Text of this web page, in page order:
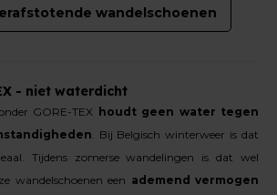
wandelschoenen
- niet waterdicht
GORE-TEX
houdt geen water tegen
. Bij Belgisch winterweer is dat
Tijdens zomerse wandelingen is dat wel
wandelschoenen een ademend vermogen